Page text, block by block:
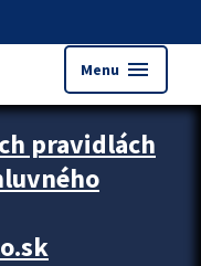
Menu menu
pravidlách